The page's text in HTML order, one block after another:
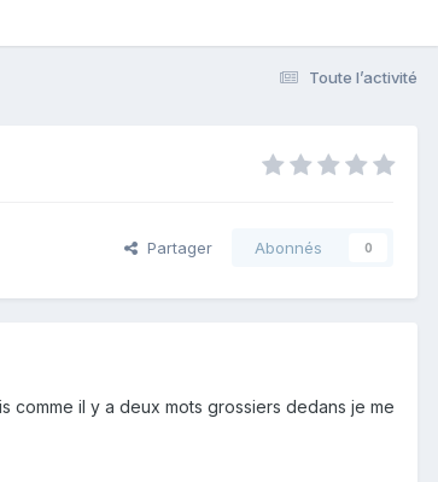
Toute l’activité
Partager Abonnés 0
comme il y a deux mots grossiers dedans je me